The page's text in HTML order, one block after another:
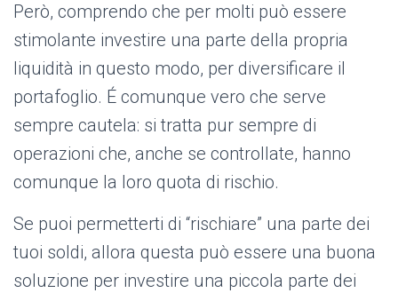
Però, comprendo che per molti può essere
stimolante investire una parte della propria
liquidità in questo modo, per diversificare il
portafoglio. É comunque vero che serve
sempre cautela: si tratta pur sempre di
operazioni che, anche se controllate, hanno
comunque la loro quota di rischio.
Se puoi permetterti di “rischiare” una parte dei
tuoi soldi, allora questa può essere una buona
soluzione per investire una piccola parte dei